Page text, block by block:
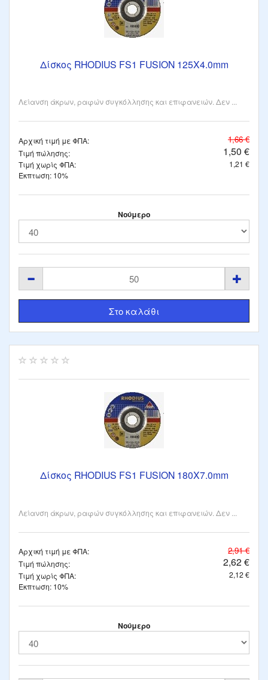
Δίσκος RHODIUS FS1 FUSION 125X4.0mm
Λείανση άκρων, ραφών συγκόλλησης και επιφανειών. Δεν ...
Αρχική τιμή με ΦΠΑ: 1,66 €
Τιμή πώλησης: 1,50 €
Τιμή χωρίς ΦΠΑ:
1,21 €
Έκπτωση: 10%
Νούμερο
Δίσκος RHODIUS FS1 FUSION 180X7.0mm
Λείανση άκρων, ραφών συγκόλλησης και επιφανειών. Δεν ...
Αρχική τιμή με ΦΠΑ: 2,91 €
Τιμή πώλησης: 2,62 €
Τιμή χωρίς ΦΠΑ:
2,12 €
Έκπτωση: 10%
Νούμερο